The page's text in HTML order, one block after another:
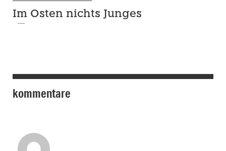
Im Osten nichts Junges
kommentare